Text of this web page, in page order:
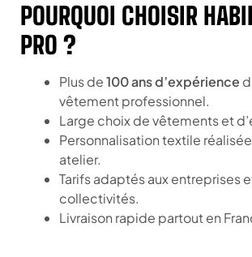
POURQUOI CHOISIR
PRO ?
Plus de100 ans d’expérience
vêtement professionnel.
Large choix de vêtements et
Personnalisation textile
atelier.
Tarifs adaptés aux entreprises
collectivités.
Livraison rapide partout en